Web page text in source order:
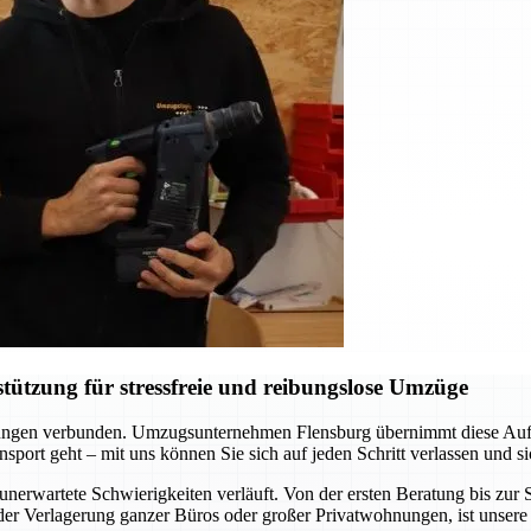
für stressfreie und reibungslose Umzüge
verbunden. Umzugsunternehmen Flensburg übernimmt diese
geht – mit uns können Sie sich auf jeden Schritt verlassen und
Schwierigkeiten verläuft. Von der ersten Beratung bis zur
Verlagerung ganzer Büros oder großer Privatwohnungen, ist